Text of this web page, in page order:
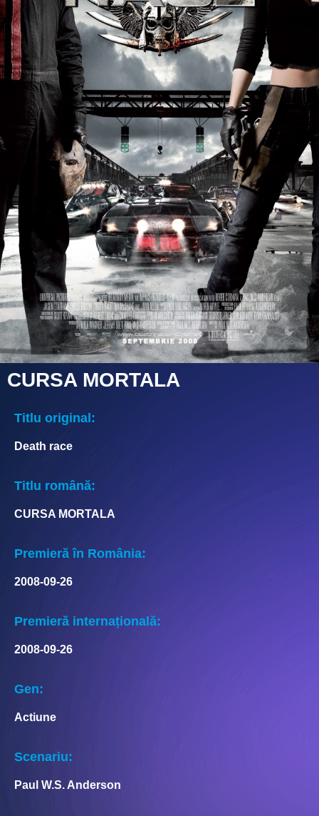
CURSA MORTALA
Titlu original:
Death race
Titlu română:
CURSA MORTALA
Premieră în România:
2008-09-26
Premieră internațională:
2008-09-26
Gen:
Actiune
Scenariu:
Paul W.S. Anderson